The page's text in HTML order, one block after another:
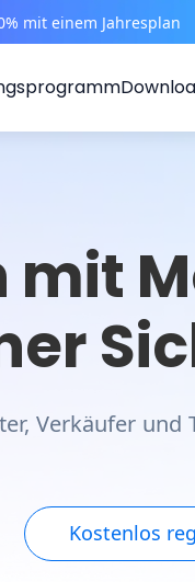
mit einem Jahresplan
mit
Verkäufer und
Kostenlos